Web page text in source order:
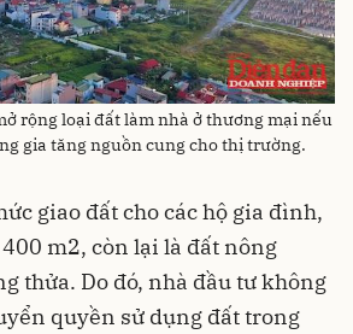
rộng loại đất làm nhà ở thương mại nếu
gia tăng nguồn cung cho thị trường.
giao đất cho các hộ gia đình,
m2, còn lại là đất nông
thửa. Do đó, nhà đầu tư không
quyền sử dụng đất trong